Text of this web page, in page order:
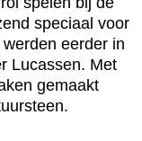
speciaal voor
eerder in
Lucassen. Met
gemaakt